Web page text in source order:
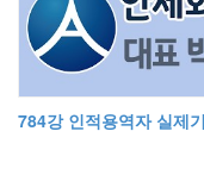
784강 인적용역자 실제